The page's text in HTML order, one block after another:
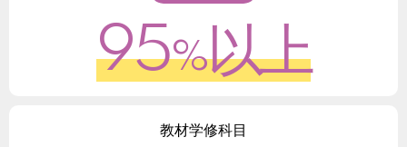
95%以上
教材学修科目